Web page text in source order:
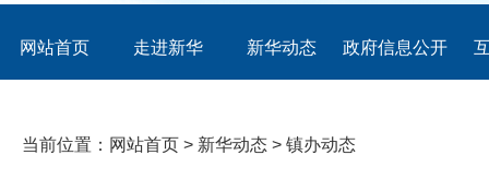
网站首页 走进新华 新华动态 政府信息公开
当前位置： 网站首页 > 新华动态 > 镇办动态